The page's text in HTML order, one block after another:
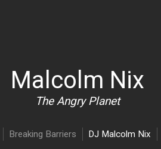
Malcolm Nix
The Angry Planet
Breaking Barriers DJ Malcolm Nix